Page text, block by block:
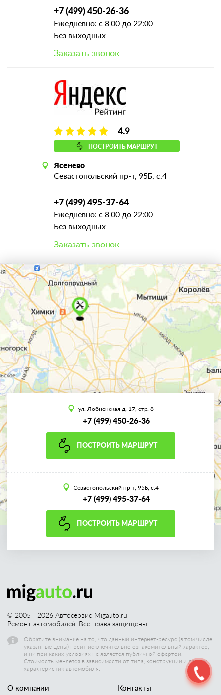
+7 (499) 450-26-36
Ежедневно: с 8:00 до 22:00
Без выходных
Заказать звонок
4.9
ПОСТРОИТЬ МАРШРУТ
Ясенево
Севастопольский пр-т, 95Б, с.4
+7 (499) 495-37-64
Ежедневно: с 8:00 до 22:00
Без выходных
Заказать звонок
ул. Лобненская д. 17, стр. 8
+7 (499) 450-26-36
ПОСТРОИТЬ МАРШРУТ
Севастопольский пр-т, 95Б, с.4
+7 (499) 495-37-64
ПОСТРОИТЬ МАРШРУТ
© 2005—2026 Автосервис Migauto.ru
Ремонт автомобилей. Все права защищены.
Обратите внимание на то, что данный интернет-ресурс (в том числе
указанные цены) носит исключительно ознакомительный характер,
и ни при каких условиях не является публичной офертой.
Стоимость меняется в зависимости от типа, конструкции и других
характеристик автомобиля.
О компании Контакты